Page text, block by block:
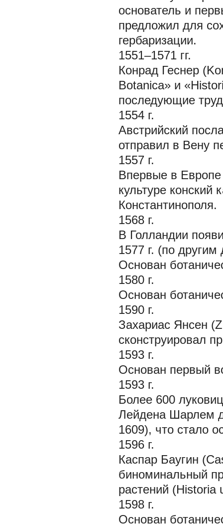
основатель и
предложил для
гербаризации.
1551–1571 гг.
Конрад Геснер
Botanica» и
последующие
1554 г.
Австрийский
отправил в Вену
1557 г.
Впервые в
культуре
Константинополя.
1568 г.
В Голландии
1577 г. (по
Основан
1580 г.
Основан
1590 г.
Захариас Янсен
сконструировал
1593 г.
Основан первый
1593 г.
Более 600
Лейдена Шарлем
1609), что стало
1596 г.
Каспар Баугин
биноминальный
растений (Historia
1598 г.
Основан